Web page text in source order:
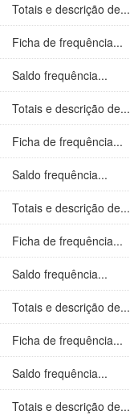
Totais e descrição de...
Ficha de frequência...
Saldo frequência...
Totais e descrição de...
Ficha de frequência...
Saldo frequência...
Totais e descrição de...
Ficha de frequência...
Saldo frequência...
Totais e descrição de...
Ficha de frequência...
Saldo frequência...
Totais e descrição de...